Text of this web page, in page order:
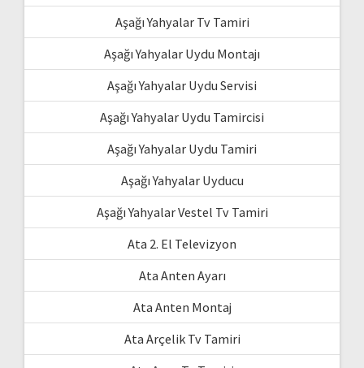
Aşağı Yahyalar Tv Tamiri
Aşağı Yahyalar Uydu Montajı
Aşağı Yahyalar Uydu Servisi
Aşağı Yahyalar Uydu Tamircisi
Aşağı Yahyalar Uydu Tamiri
Aşağı Yahyalar Uyducu
Aşağı Yahyalar Vestel Tv Tamiri
Ata 2. El Televizyon
Ata Anten Ayarı
Ata Anten Montaj
Ata Arçelik Tv Tamiri